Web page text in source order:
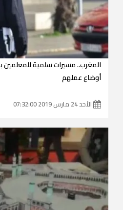
المغرب.. مسيرات سلمية للمعلمين
أوضاع عملهم
الأحد 24 مارس 2019 07:32:00